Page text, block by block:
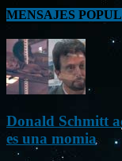
MENSAJES
Donald Schmitt
es una momia